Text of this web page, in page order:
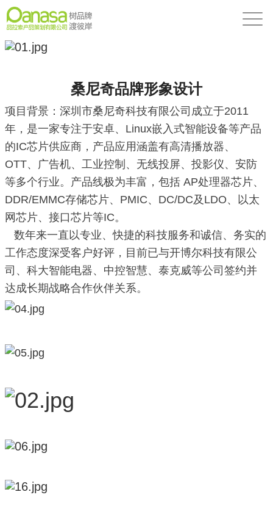
桑尼奇品牌形象设计
项目背景：深圳市桑尼奇科技有限公司成立于2011
年，是一家专注于安卓、Linux嵌入式智能设备等产品
的IC芯片供应商，产品应用涵盖有高清播放器、
OTT、广告机、工业控制、无线投屏、投影仪、安防
等多个行业。产品线极为丰富，包括 AP处理器芯片、
DDR/EMMC存储芯片、PMIC、DC/DC及LDO、以太
网芯片、接口芯片等IC。
数年来一直以专业、快捷的科技服务和诚信、务实的
工作态度深受客户好评，目前已与开博尔科技有限公
司、科大智能电器、中控智慧、泰克威等公司签约并
达成长期战略合作伙伴关系。